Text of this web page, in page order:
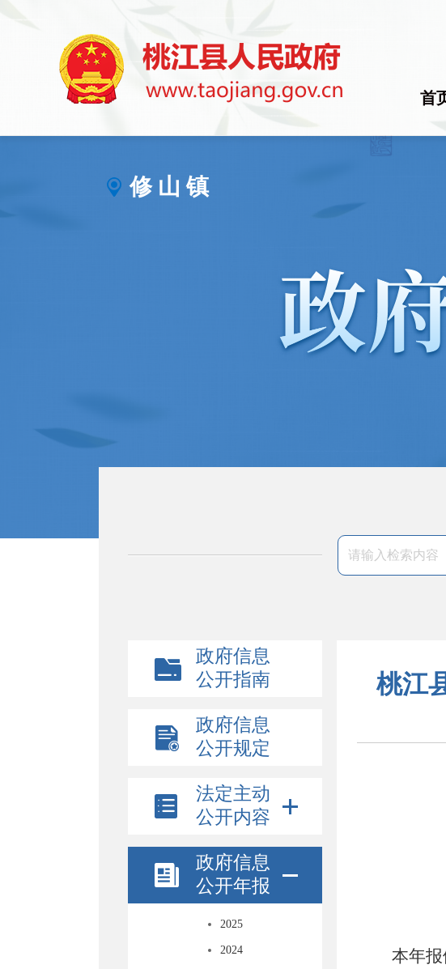
首
修 山 镇
政府信息
公开指南
政府信息
公开规定
法定主动
公开内容
政府信息
公开年报
2025
2024
桃江
本年